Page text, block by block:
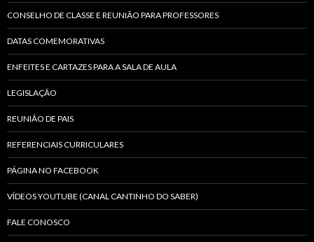
CONSELHO DE CLASSE E REUNIÃO PARA PROFESSORES
DATAS COMEMORATIVAS
ENFEITES E CARTAZES PARA A SALA DE AULA
LEGISLAÇÃO
REUNIÃO DE PAIS
REFERENCIAIS CURRICULARES
PÁGINA NO FACEBOOK
VÍDEOS YOUTUBE (CANAL CANTINHO DO SABER)
FALE CONOSCO